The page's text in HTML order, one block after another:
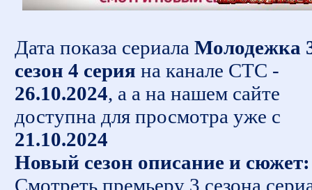
Дата показа сериала Молодежка
сезон 4 серия на канале СТС -
26.10.2024, а а на нашем сайте
доступна для просмотра уже с
21.10.2024
Новый сезон описание и сюжет:
Смотреть премьеру 3 сезона